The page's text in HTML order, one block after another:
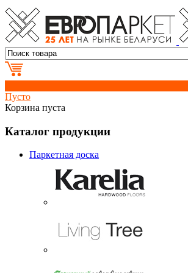
Пусто
Корзина пуста
Каталог продукции
Паркетная доска